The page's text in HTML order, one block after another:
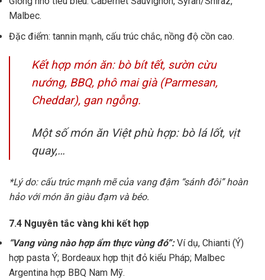
Malbec.
Đặc điểm: tannin mạnh, cấu trúc chắc, nồng độ cồn cao.
Kết hợp món ăn: bò bít tết, sườn cừu
nướng, BBQ, phô mai già (Parmesan,
Cheddar), gan ngỗng.
Một số món ăn Việt phù hợp: bò lá lốt, vịt
quay,…
*Lý do: cấu trúc mạnh mẽ của vang đậm “sánh đôi” hoàn
hảo với món ăn giàu đạm và béo.
7.4 Nguyên tắc vàng khi kết hợp
“Vang vùng nào hợp ẩm thực vùng đó”:Ví dụ, Chianti (Ý)
hợp pasta Ý; Bordeaux hợp thịt đỏ kiểu Pháp; Malbec
Argentina hợp BBQ Nam Mỹ.